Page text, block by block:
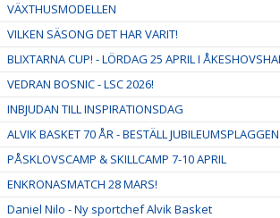
VÄXTHUSMODELLEN
VILKEN SÄSONG DET HAR VARIT!
BLIXTARNA CUP! - LÖRDAG 25 APRIL I
VEDRAN BOSNIC - LSC 2026!
INBJUDAN TILL INSPIRATIONSDAG
ALVIK BASKET 70 ÅR - BESTÄLL
PÅSKLOVSCAMP & SKILLCAMP 7-10 APRIL
ENKRONASMATCH 28 MARS!
Daniel Nilo - Ny sportchef Alvik Basket